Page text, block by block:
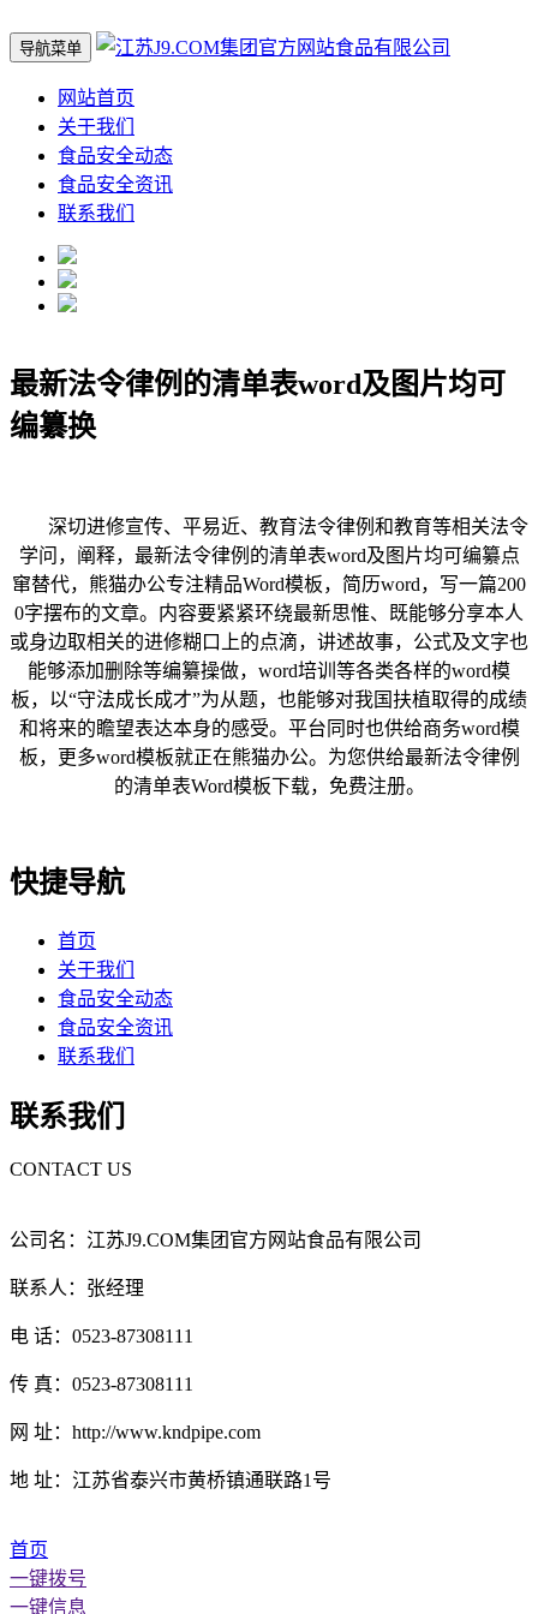
导航菜单
网站首页
关于我们
食品安全动态
食品安全资讯
联系我们
最新法令律例的清单表word及图片均可
编纂换
深切进修宣传、平易近、教育法令律例和教育等相关法令
学问，阐释，最新法令律例的清单表word及图片均可编纂点
窜替代，熊猫办公专注精品Word模板，简历word，写一篇200
0字摆布的文章。内容要紧紧环绕最新思惟、既能够分享本人
或身边取相关的进修糊口上的点滴，讲述故事，公式及文字也
能够添加删除等编纂操做，word培训等各类各样的word模
板，以“守法成长成才”为从题，也能够对我国扶植取得的成绩
和将来的瞻望表达本身的感受。平台同时也供给商务word模
板，更多word模板就正在熊猫办公。为您供给最新法令律例
的清单表Word模板下载，免费注册。
快捷导航
首页
关于我们
食品安全动态
食品安全资讯
联系我们
联系我们
CONTACT US
公司名：江苏J9.COM集团官方网站食品有限公司
联系人：张经理
电 话：0523-87308111
传 真：0523-87308111
网 址：http://www.kndpipe.com
地 址：江苏省泰兴市黄桥镇通联路1号
首页
一键拨号
一键信息